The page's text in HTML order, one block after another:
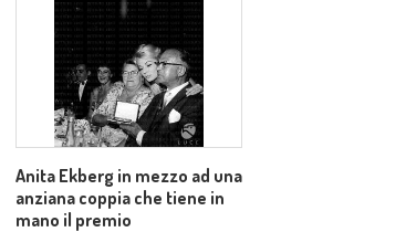
Anita Ekberg in mezzo ad una
anziana coppia che tiene in
mano il premio